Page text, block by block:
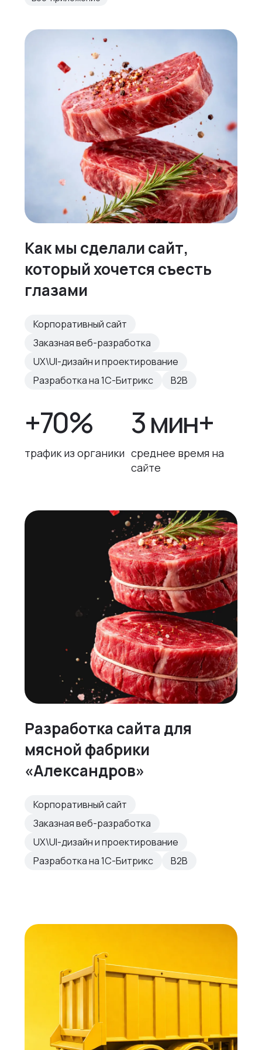
Как мы сделали сайт,
который хочется съесть
глазами
Корпоративный сайт
Заказная веб-разработка
UX\UI-дизайн и проектирование
Разработка на 1С-Битрикс
B2B
+70%
трафик из органики
3 мин+
среднее время на
сайте
Разработка сайта для
мясной фабрики
«Александров»
Корпоративный сайт
Заказная веб-разработка
UX\UI-дизайн и проектирование
Разработка на 1С-Битрикс
B2B